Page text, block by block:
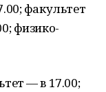
факультет
физико-
— в 17.00;